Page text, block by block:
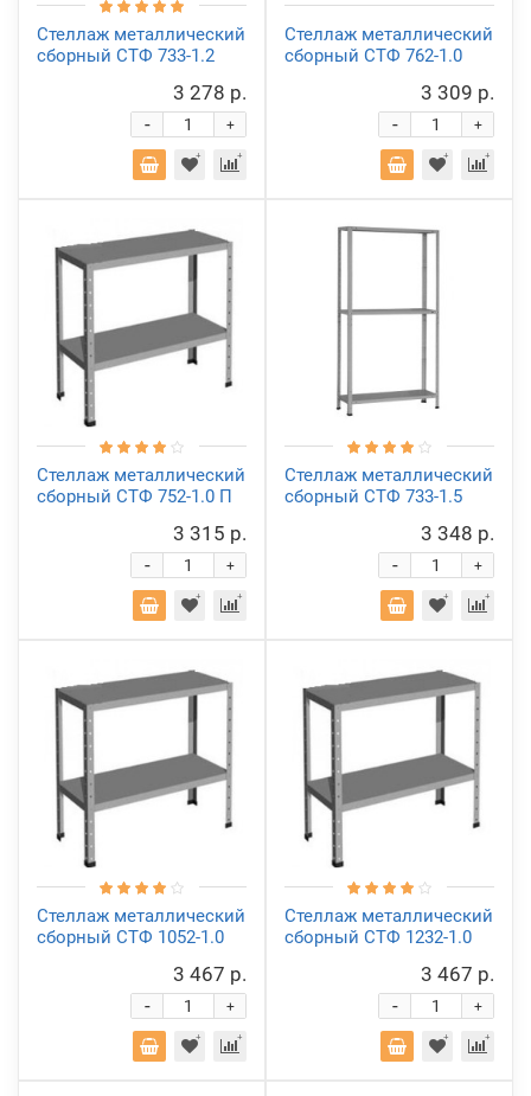
Стеллаж металлический
сборный СТФ 733-1.2
3 278 р.
+
-
Стеллаж металлический
сборный СТФ 762-1.0
3 309 р.
+
-
Стеллаж металлический
сборный СТФ 752-1.0 П
3 315 р.
+
-
Стеллаж металлический
сборный СТФ 733-1.5
3 348 р.
+
-
Стеллаж металлический
сборный СТФ 1052-1.0
3 467 р.
+
-
Стеллаж металлический
сборный СТФ 1232-1.0
3 467 р.
+
-